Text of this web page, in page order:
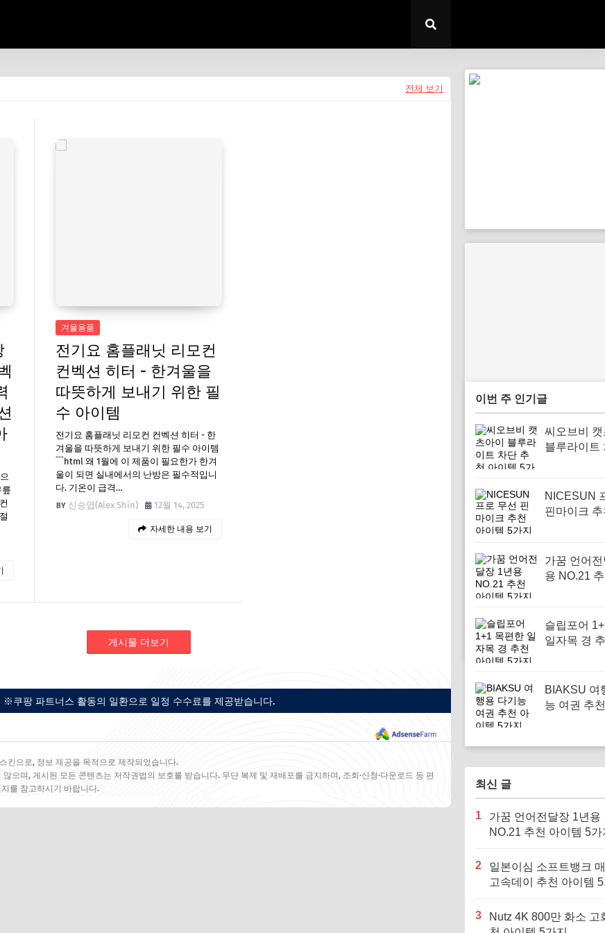
전체 보기
릎
겨울용품
전기요 홈플래닛 리모컨
컨벡션 히터 - 한겨울을
따뜻하게 보내기 위한 필
수 아이템
전기요 홈플래닛 리모컨 컨벡션 히터 - 한
겨울을 따뜻하게 보내기 위한 필수 아이템
```html 왜 1월에 이 제품이 필요한가 한겨
울이 되면 실내에서의 난방은 필수적입니
다. 기온이 급격…
신승엽(Alex Shin)
12월 14, 2025
자세한 내용 보기
게시물 더보기
※쿠팡 파트너스 활동의 일환으로 일정 수수료를 제공받습니다.
킨으로, 정보 제공을 목적으로 제작되었습니다.
으며, 게시된 모든 콘텐츠는 저작권법의 보호를 받습니다. 무단 복제 및 재배포를 금지하며, 조회·신청·다운로드 등 편
를 참고하시기 바랍니다.
이번 주 인기글
씨오브비
블루라이트
NICESUN
핀마이크
가꿈 언어
용 NO.21
슬립포어
일자목 경
BIAKSU 여
능 여권 추
최신 글
1
가꿈 언어전달장 1년용
NO.21 추천 아이템 5가
2
일본이심 소프트뱅크
고속데이 추천 아이템
3
Nutz 4K 800만 화소 고